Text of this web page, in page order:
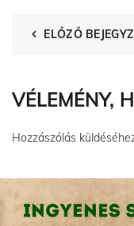
ELŐZŐ
VÉLEMÉNY,
Hozzászólás